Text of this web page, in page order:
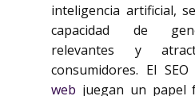
inteligencia artificial,
capacidad de
relevantes y
consumidores. El
web juegan un papel